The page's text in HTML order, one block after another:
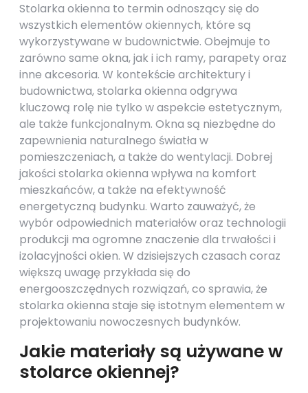
Stolarka okienna to termin odnoszący się do
wszystkich elementów okiennych, które są
wykorzystywane w budownictwie. Obejmuje to
zarówno same okna, jak i ich ramy, parapety oraz
inne akcesoria. W kontekście architektury i
budownictwa, stolarka okienna odgrywa
kluczową rolę nie tylko w aspekcie estetycznym,
ale także funkcjonalnym. Okna są niezbędne do
zapewnienia naturalnego światła w
pomieszczeniach, a także do wentylacji. Dobrej
jakości stolarka okienna wpływa na komfort
mieszkańców, a także na efektywność
energetyczną budynku. Warto zauważyć, że
wybór odpowiednich materiałów oraz technologii
produkcji ma ogromne znaczenie dla trwałości i
izolacyjności okien. W dzisiejszych czasach coraz
większą uwagę przykłada się do
energooszczędnych rozwiązań, co sprawia, że
stolarka okienna staje się istotnym elementem w
projektowaniu nowoczesnych budynków.
Jakie materiały są używane w
stolarce okiennej?